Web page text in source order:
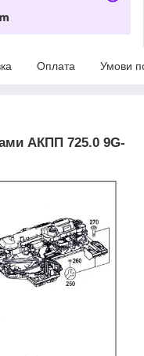
Оплата Умови
АКПП 725.0 9G-